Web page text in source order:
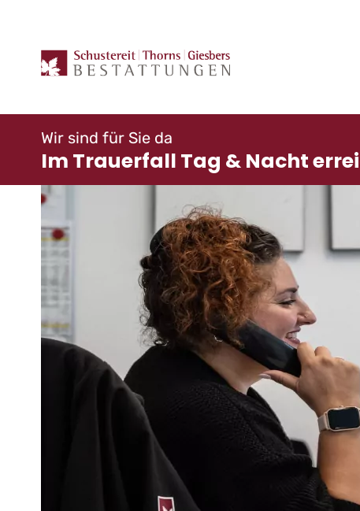
springen
Wir sind für Sie da
Im Trauerfall Tag & Nacht